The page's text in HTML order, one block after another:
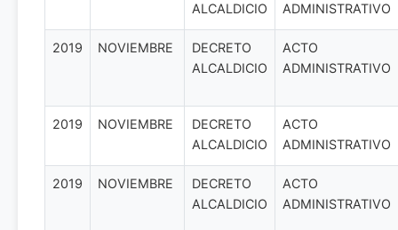
ALCALDICIO
ADMINISTRATIVO
2019 NOVIEMBRE
DECRETO
ALCALDICIO
ACTO
ADMINISTRATIVO
2019 NOVIEMBRE
DECRETO
ALCALDICIO
ACTO
ADMINISTRATIVO
2019 NOVIEMBRE
DECRETO
ALCALDICIO
ACTO
ADMINISTRATIVO